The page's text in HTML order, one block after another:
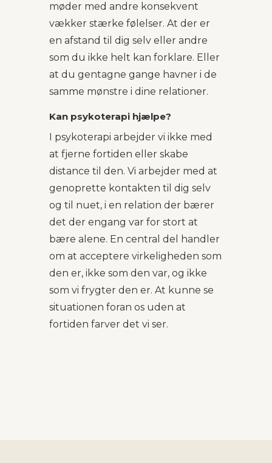
møder med andre konsekvent
vækker stærke følelser. At der er
en afstand til dig selv eller andre
som du ikke helt kan forklare. Eller
at du gentagne gange havner i de
samme mønstre i dine relationer.
Kan psykoterapi hjælpe?
I psykoterapi arbejder vi ikke med
at fjerne fortiden eller skabe
distance til den. Vi arbejder med at
genoprette kontakten til dig selv
og til nuet, i en relation der bærer
det der engang var for stort at
bære alene. En central del handler
om at acceptere virkeligheden som
den er, ikke som den var, og ikke
som vi frygter den er. At kunne se
situationen foran os uden at
fortiden farver det vi ser.